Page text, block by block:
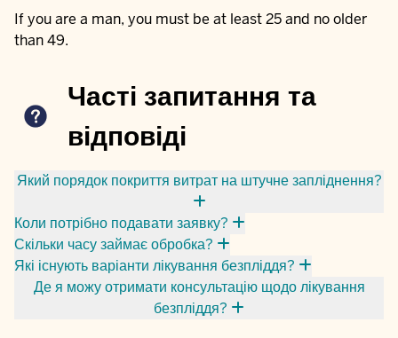
If you are a man, you must be at least 25 and no older
than 49.
Часті запитання та
відповіді
Який порядок покриття витрат на штучне запліднення?
Коли потрібно подавати заявку?
Скільки часу займає обробка?
Які існують варіанти лікування безпліддя?
Де я можу отримати консультацію щодо лікування
безпліддя?